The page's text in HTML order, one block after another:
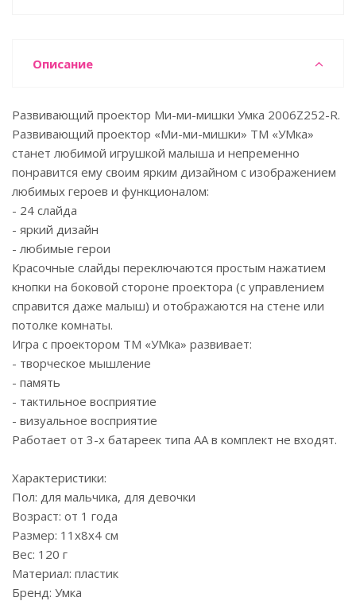
Описание
Развивающий проектор Ми-ми-мишки Умка 2006Z252-R.
Развивающий проектор «Ми-ми-мишки» ТМ «УМка»
станет любимой игрушкой малыша и непременно
понравится ему своим ярким дизайном с изображением
любимых героев и функционалом:
- 24 слайда
- яркий дизайн
- любимые герои
Красочные слайды переключаются простым нажатием
кнопки на боковой стороне проектора (с управлением
справится даже малыш) и отображаются на стене или
потолке комнаты.
Игра с проектором ТМ «УМка» развивает:
- творческое мышление
- память
- тактильное восприятие
- визуальное восприятие
Работает от 3-х батареек типа АА в комплект не входят.
Характеристики:
Пол: для мальчика, для девочки
Возраст: от 1 года
Размер: 11х8х4 см
Вес: 120 г
Материал: пластик
Бренд: Умка